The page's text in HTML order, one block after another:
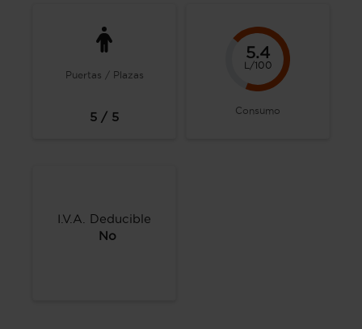
Puertas / Plazas
5 / 5
5.4
L/100
Consumo
I.V.A. Deducible
No